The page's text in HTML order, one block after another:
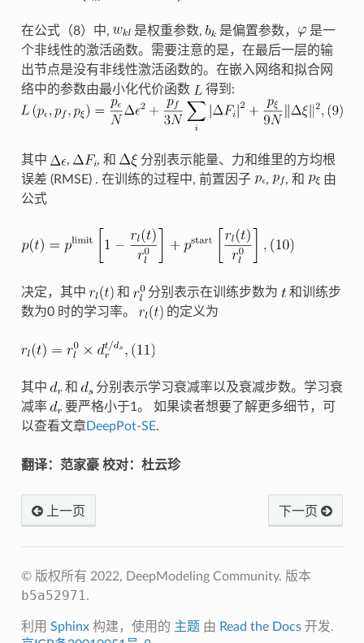
在公式（8）中, 是权重参数, 是偏置参数，
是一
个非线性的激活函数。需要注意的是，在最后一层的输
出节点是没有非线性激活函数的。在嵌入网络和拟合网
络中的参数由最小化代价函数
得到:
其中 , , 和
分别表示能量、力和维里的方均根
误差 (RMSE) . 在训练的过程中, 前置因子
, , 和
由
公式
决定，其中 和 分别表示在训练步数为 和训练步
数为0 时的学习率。
的定义为
其中 和
分别表示学习衰减率以及衰减步数。学习衰
减率
要严格小于1。 如果读者想要了解更多细节，可
以查看文章DeepPot-SE.
翻译：范家豪 校对：杜云珍
上一页 下一页
© 版权所有 2022, DeepModeling Community. 版本
b5a52971.
利用 Sphinx构建，使用的 主题 由 Read the Docs开发.